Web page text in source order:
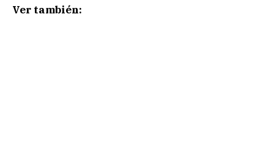
Ver también: